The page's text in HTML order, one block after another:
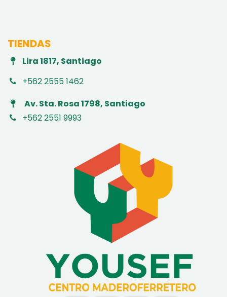
TIENDAS
Lira 1817, Santiago
+562 2555 1462
Av. Sta. Rosa 1798, Santiago
+562 2551 9993